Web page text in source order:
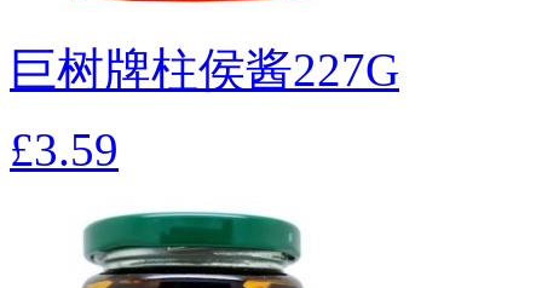
巨树牌柱侯酱227G
£3.59